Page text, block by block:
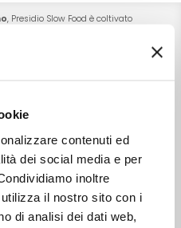
contenuti ed
dei social media e per
inoltre
il nostro sito con i
di analisi dei dati web,
, Presidio Slow Food è coltivato
tra cui l'azienda
sono interrati tra la
di giugno. Il terreno è lavorato
sviluppo delle erbe infestanti
all’occorrenza, rimosse
è fertilizzato, prima della